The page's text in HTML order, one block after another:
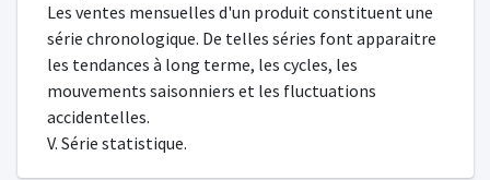
Les ventes mensuelles d'un produit constituent une
série chronologique. De telles séries font apparaitre
les tendances à long terme, les cycles, les
mouvements saisonniers et les fluctuations
accidentelles.
V. Série statistique.